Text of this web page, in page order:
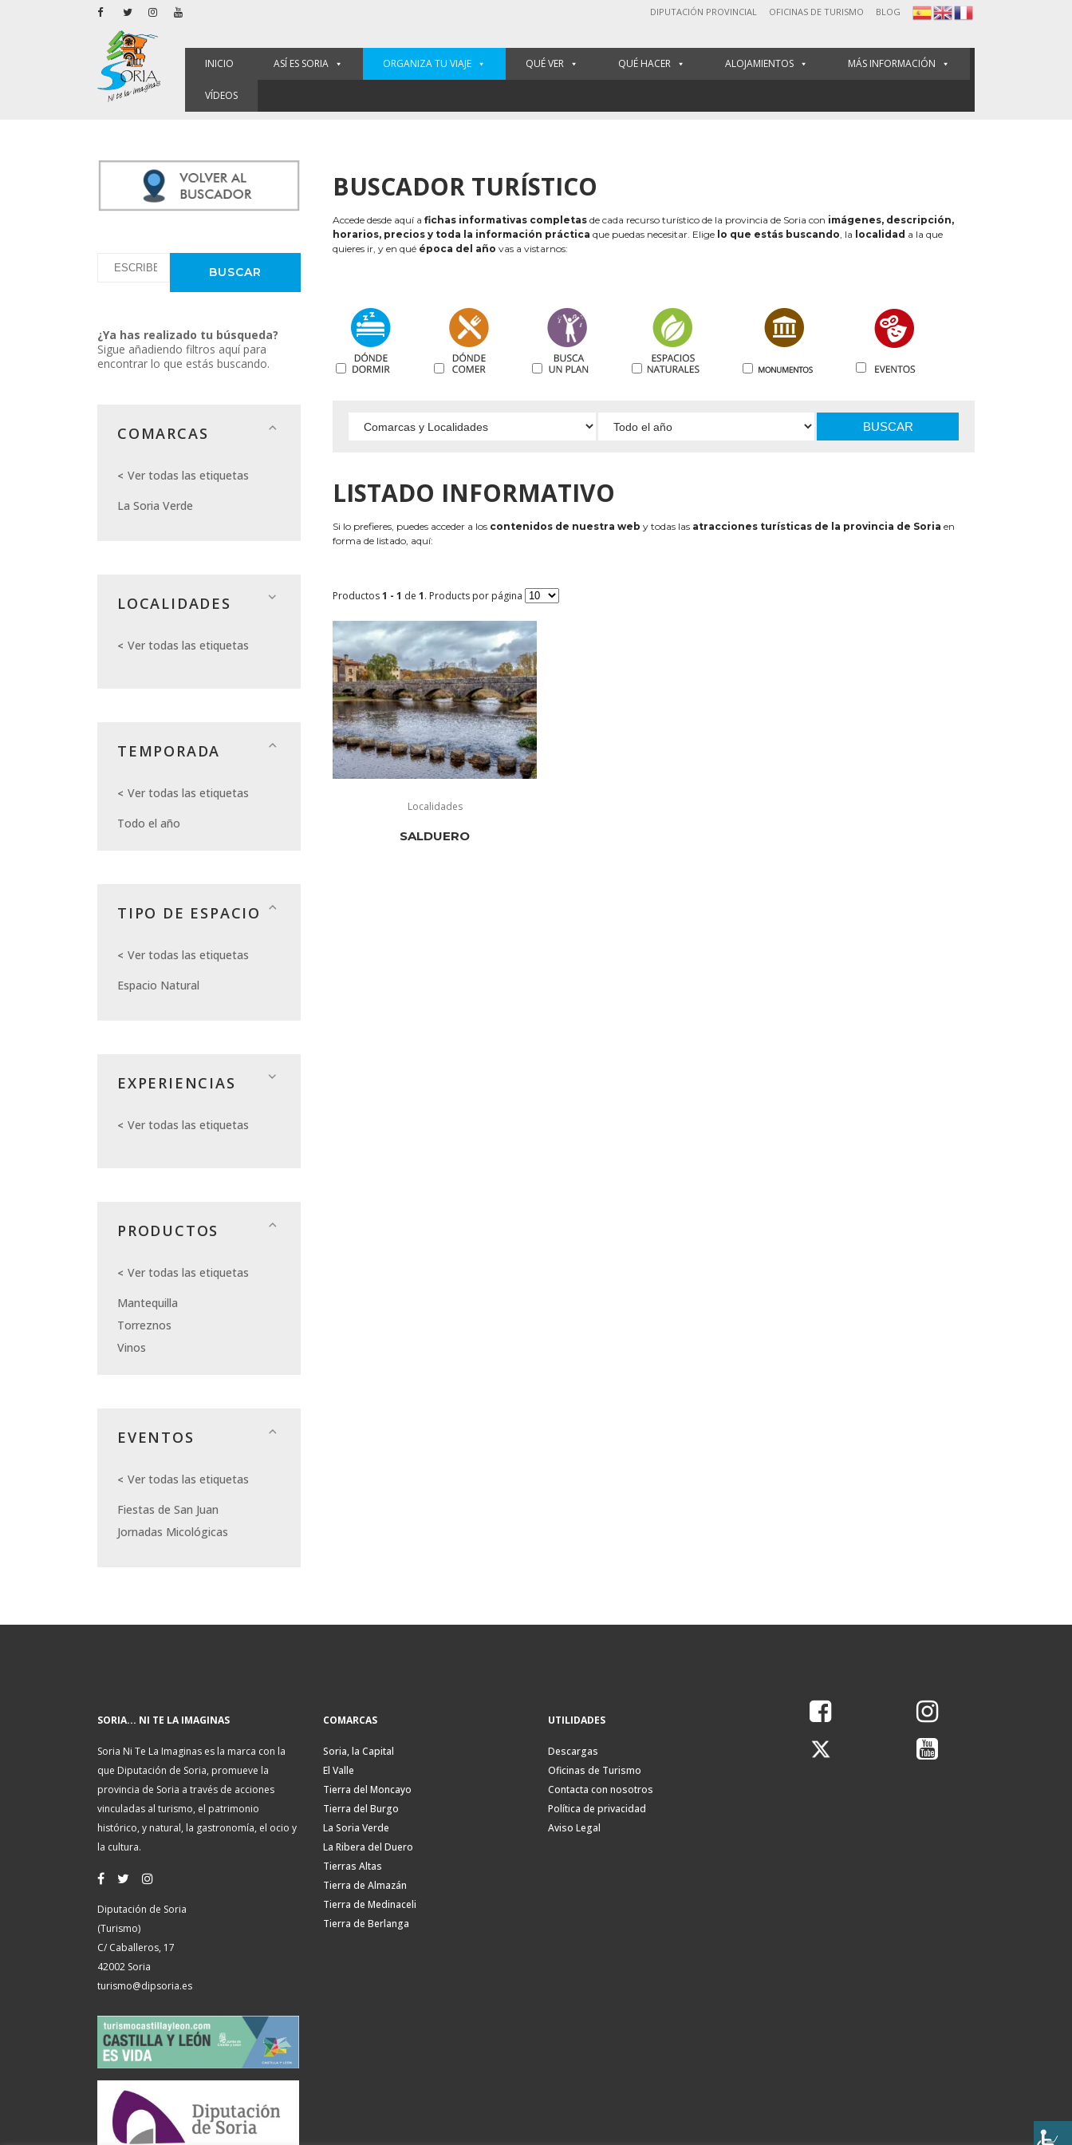
DIPUTACIÓN PROVINCIAL OFICINAS DE TURISMO BLOG
INICIO ASÍ ES SORIA ORGANIZA TU VIAJE QUÉ VER QUÉ HACER ALOJAMIENTOS MÁS INFORMACIÓN
VÍDEOS
¿Ya has realizado tu búsqueda?
Sigue añadiendo filtros aquí para
encontrar lo que estás buscando.
COMARCAS
Ver todas las etiquetas
La Soria Verde
LOCALIDADES
Ver todas las etiquetas
TEMPORADA
Ver todas las etiquetas
Todo el año
TIPO DE ESPACIO
Ver todas las etiquetas
Espacio Natural
EXPERIENCIAS
Ver todas las etiquetas
PRODUCTOS
Ver todas las etiquetas
Mantequilla
Torreznos
Vinos
EVENTOS
Ver todas las etiquetas
Fiestas de San Juan
Jornadas Micológicas
BUSCADOR TURÍSTICO
Accede desde aquí a fichas informativas completas de cada recurso turístico de la provincia de Soria con imágenes, descripción,
horarios, precios y toda la información práctica que puedas necesitar. Elige lo que estás buscando, la localidad a la que
quieres ir, y en qué época del año vas a vistarnos:
BUSCAR
LISTADO INFORMATIVO
Si lo prefieres, puedes acceder a los contenidos de nuestra web y todas las atracciones turísticas de la provincia de Soria en
forma de listado, aquí:
Productos1 - 1 de 1. Products por página
Localidades
SALDUERO
SORIA... NI TE LA IMAGINAS
Soria Ni Te La Imaginas es la marca con la
que Diputación de Soria, promueve la
provincia de Soria a través de acciones
vinculadas al turismo, el patrimonio
histórico, y natural, la gastronomía, el ocio y
la cultura.
Diputación de Soria
(Turismo)
C/ Caballeros, 17
42002 Soria
turismo@dipsoria.es
COMARCAS
Soria, la Capital
El Valle
Tierra del Moncayo
Tierra del Burgo
La Soria Verde
La Ribera del Duero
Tierras Altas
Tierra de Almazán
Tierra de Medinaceli
Tierra de Berlanga
UTILIDADES
Descargas
Oficinas de Turismo
Contacta con nosotros
Política de privacidad
Aviso Legal